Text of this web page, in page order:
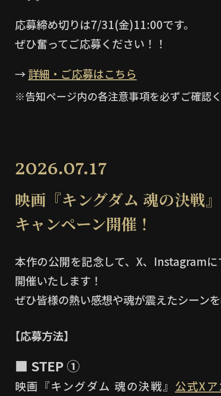
応募締め切りは7/31(金)11:00です。
ぜひ奮ってご応募ください！！
→ 詳細・ご応募はこちら
※告知ページ内の各注意事項を必ずご確認
2026.07.17
映画『キングダム 魂の決戦
キャンペーン開催！
本作の公開を記念して、X、Instagram
開催いたします！
ぜひ皆様の熱い感想や魂が震えたシーン
【応募方法】
■ STEP ①
映画『キングダム 魂の決戦』 公式X